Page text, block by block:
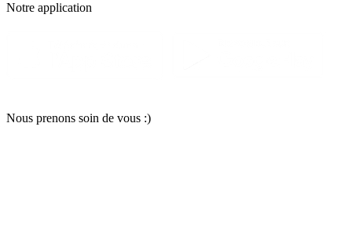
Notre application
Nous prenons soin de vous :)